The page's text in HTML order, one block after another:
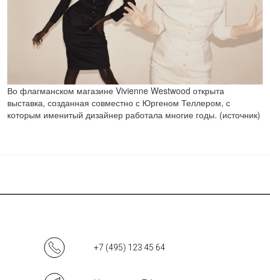
Во флагманском магазине Vivienne Westwood открыта
выставка, созданная совместно с Юргеном Теллером, с
которым именитый дизайнер работала многие годы. (источник)
+7 (495) 123 45 64